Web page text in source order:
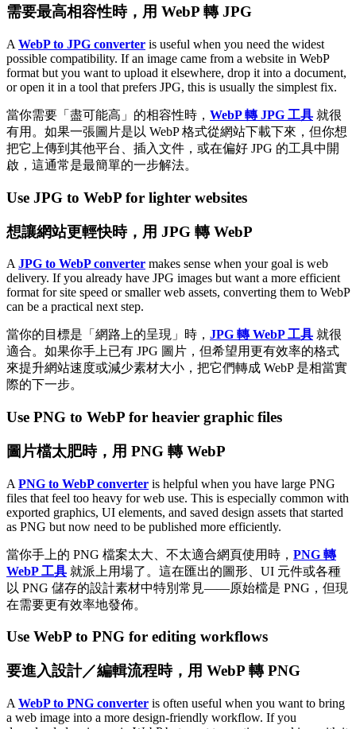
需要最高相容性時，用 WebP 轉 JPG
A WebP to JPG converter is useful when you need the widest
possible compatibility. If an image came from a website in WebP
format but you want to upload it elsewhere, drop it into a document,
or open it in a tool that prefers JPG, this is usually the simplest fix.
當你需要「盡可能高」的相容性時， WebP 轉 JPG 工具 就很
有用。如果一張圖片是以 WebP 格式從網站下載下來，但你想
把它上傳到其他平台、插入文件，或在偏好 JPG 的工具中開
啟，這通常是最簡單的一步解法。
Use JPG to WebP for lighter websites
想讓網站更輕快時，用 JPG 轉 WebP
A JPG to WebP converter makes sense when your goal is web
delivery. If you already have JPG images but want a more efficient
format for site speed or smaller web assets, converting them to WebP
can be a practical next step.
當你的目標是「網路上的呈現」時， JPG 轉 WebP 工具 就很
適合。如果你手上已有 JPG 圖片，但希望用更有效率的格式
來提升網站速度或減少素材大小，把它們轉成 WebP 是相當實
際的下一步。
Use PNG to WebP for heavier graphic files
圖片檔太肥時，用 PNG 轉 WebP
A PNG to WebP converter is helpful when you have large PNG
files that feel too heavy for web use. This is especially common with
exported graphics, UI elements, and saved design assets that started
as PNG but now need to be published more efficiently.
當你手上的 PNG 檔案太大、不太適合網頁使用時， PNG 轉
WebP 工具 就派上用場了。這在匯出的圖形、UI 元件或各種
以 PNG 儲存的設計素材中特別常見——原始檔是 PNG，但現
在需要更有效率地發佈。
Use WebP to PNG for editing workflows
要進入設計／編輯流程時，用 WebP 轉 PNG
A WebP to PNG converter is often useful when you want to bring
a web image into a more design-friendly workflow. If you